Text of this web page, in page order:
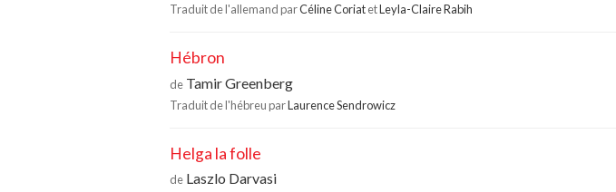
Traduit de l'allemand parCéline CoriatetLeyla-Claire Rabih
Hébron
de Tamir Greenberg
Traduit de l'hébreu parLaurence Sendrowicz
Helga la folle
de Laszlo Darvasi